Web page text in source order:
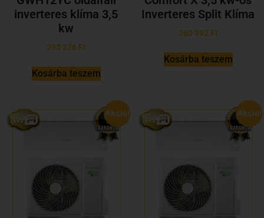
inverteres klíma 3,5
kw
295 276 Ft
Kosárba teszem
Inverteres Split Klíma
260 992 Ft
Kosárba teszem
Akció! Akció!